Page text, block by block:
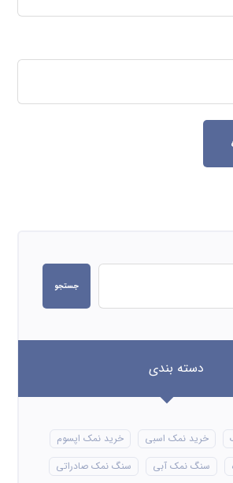
جستجو
دسته بندی
خرید نمک اسبی
خرید نمک اپسوم
سنگ نمک آبی
سنگ نمک صادراتی